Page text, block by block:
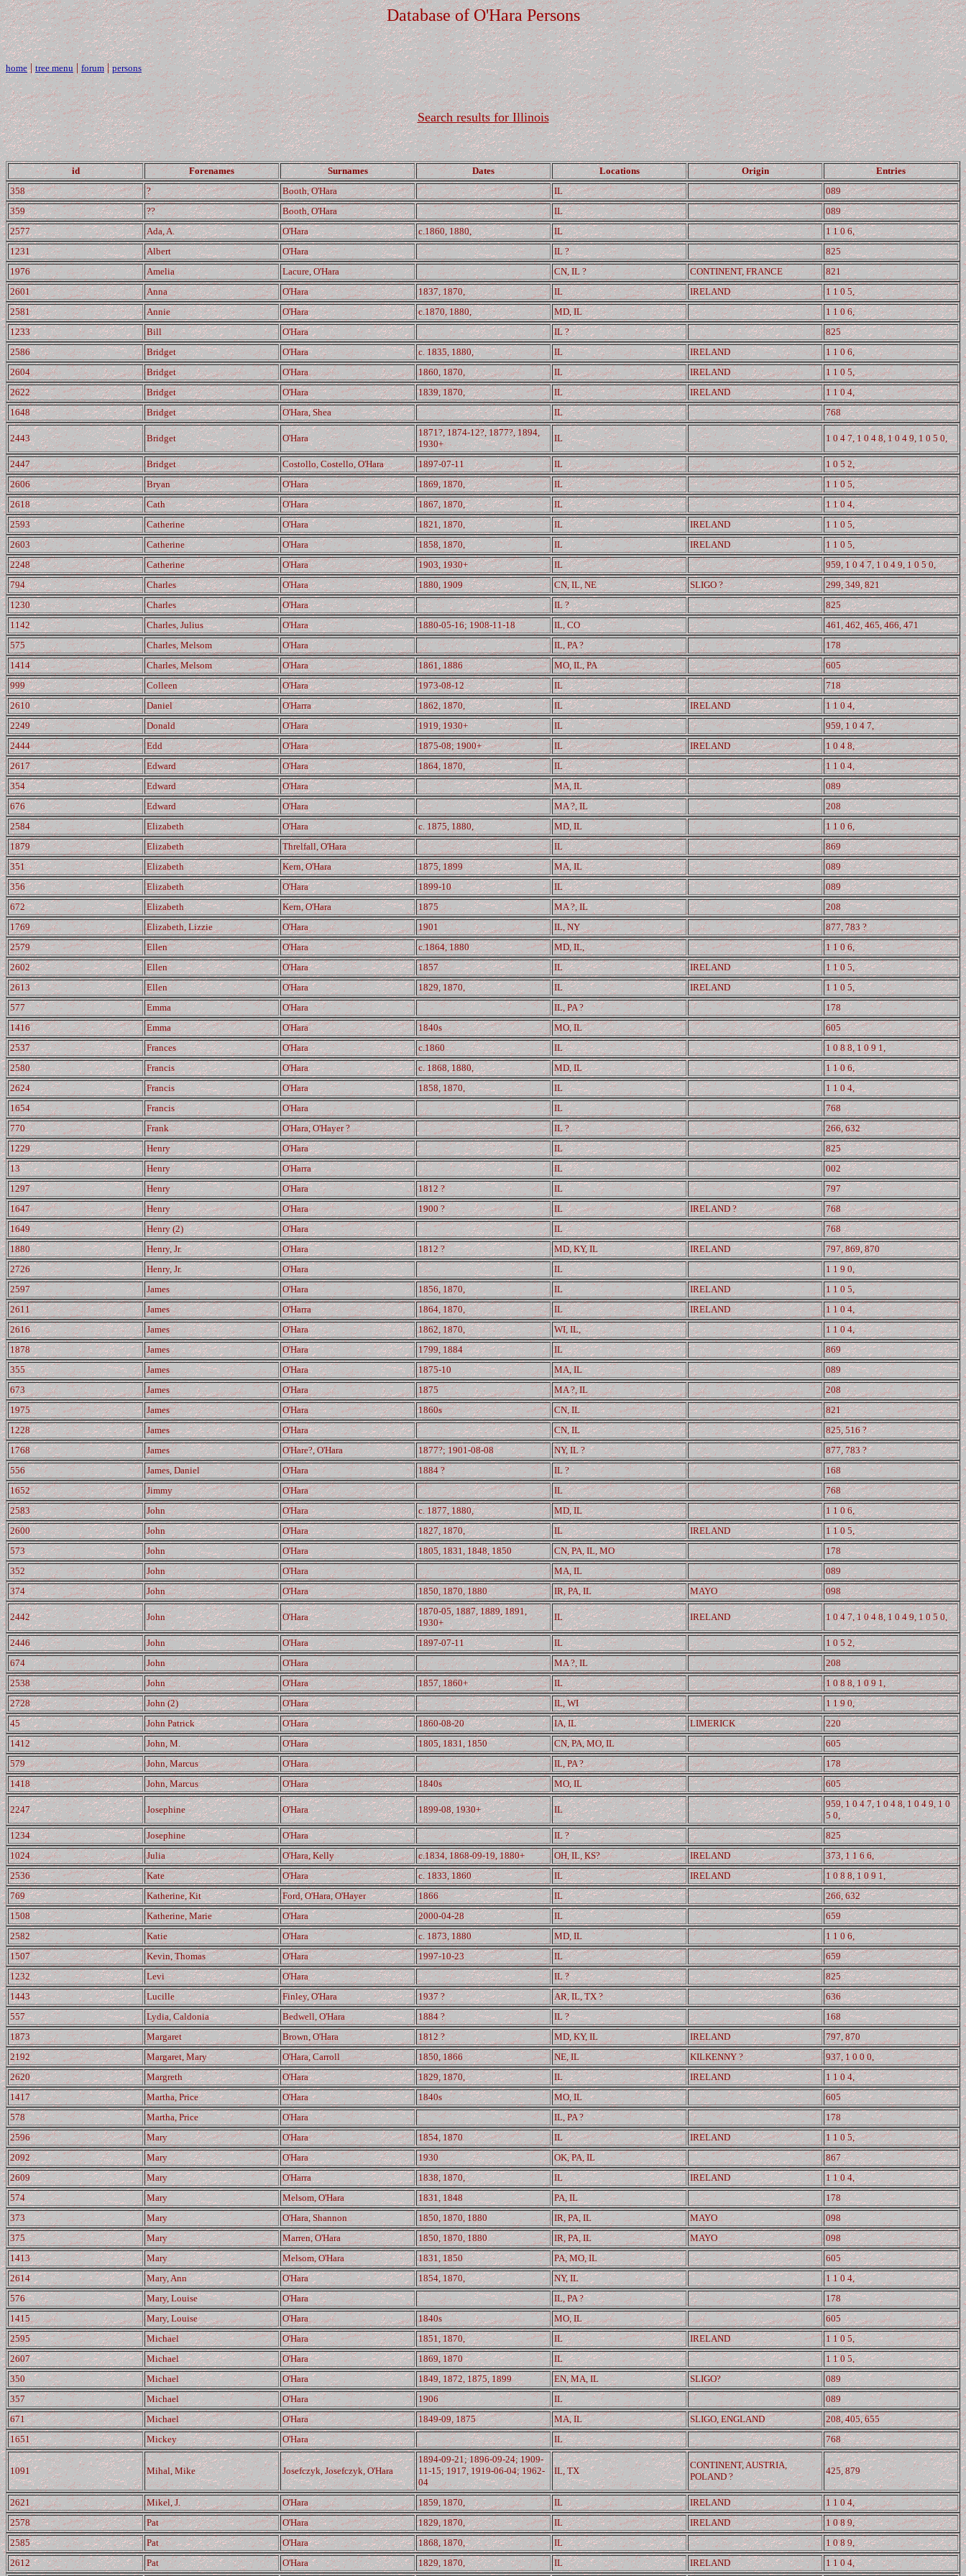
Database of O'Hara Persons
home |tree menu|forum|persons
Search results for Illinois
id Forenames Surnames Dates Locations Origin
Entries
358
? Booth, O'Hara IL
089
359
?? Booth, O'Hara IL
089
2577
Ada, A. O'Hara c.1860, 1880, IL
1 1 0 6,
1231
Albert O'Hara IL ?
825
1976
Amelia Lacure, O'Hara CN, IL ? CONTINENT, FRANCE
821
2601
Anna O'Hara 1837, 1870, IL IRELAND
1 1 0 5,
2581
Annie O'Hara c.1870, 1880, MD, IL
1 1 0 6,
1233
Bill O'Hara IL ?
825
2586
Bridget O'Hara c. 1835, 1880, IL IRELAND
1 1 0 6,
2604
Bridget O'Hara 1860, 1870, IL IRELAND
1 1 0 5,
2622
Bridget O'Hara 1839, 1870, IL IRELAND
1 1 0 4,
1648
Bridget O'Hara, Shea IL 768
2443 Bridget O'Hara
1871?, 1874-12?, 1877?, 1894,
1930+
IL 1 0 4 7, 1 0 4 8, 1 0 4 9, 1 0 5 0,
2447 Bridget Costollo, Costello, O'Hara 1897-07-11 IL
1 0 5 2,
2606
Bryan O'Hara 1869, 1870, IL
1 1 0 5,
2618
Cath O'Hara 1867, 1870, IL
1 1 0 4,
2593
Catherine O'Hara 1821, 1870, IL IRELAND
1 1 0 5,
2603
Catherine O'Hara 1858, 1870, IL IRELAND
1 1 0 5,
2248
Catherine O'Hara 1903, 1930+ IL
959, 1 0 4 7, 1 0 4 9, 1 0 5 0,
794
Charles O'Hara 1880, 1909 CN, IL, NE SLIGO ?
299, 349, 821
1230
Charles O'Hara IL ?
825
1142
Charles, Julius O'Hara 1880-05-16; 1908-11-18 IL, CO
461, 462, 465, 466, 471
575
Charles, Melsom O'Hara IL, PA ?
178
1414
Charles, Melsom O'Hara 1861, 1886 MO, IL, PA
605
999
Colleen O'Hara 1973-08-12 IL
718
2610
Daniel O'Harra 1862, 1870, IL IRELAND
1 1 0 4,
2249
Donald O'Hara 1919, 1930+ IL
959, 1 0 4 7,
2444
Edd O'Hara 1875-08; 1900+ IL IRELAND
1 0 4 8,
2617
Edward O'Hara 1864, 1870, IL
1 1 0 4,
354
Edward O'Hara MA, IL
089
676
Edward O'Hara MA ?, IL
208
2584
Elizabeth O'Hara c. 1875, 1880, MD, IL
1 1 0 6,
1879
Elizabeth Threlfall, O'Hara IL
869
351
Elizabeth Kern, O'Hara 1875, 1899 MA, IL
089
356
Elizabeth O'Hara 1899-10 IL
089
672
Elizabeth Kern, O'Hara 1875 MA ?, IL
208
1769
Elizabeth, Lizzie O'Hara 1901 IL, NY
877, 783 ?
2579
Ellen O'Hara c.1864, 1880 MD, IL,
1 1 0 6,
2602
Ellen O'Hara 1857 IL IRELAND
1 1 0 5,
2613
Ellen O'Hara 1829, 1870, IL IRELAND
1 1 0 5,
577
Emma O'Hara IL, PA ?
178
1416
Emma O'Hara 1840s MO, IL
605
2537
Frances O'Hara c.1860 IL
1 0 8 8, 1 0 9 1,
2580
Francis O'Hara c. 1868, 1880, MD, IL
1 1 0 6,
2624
Francis O'Hara 1858, 1870, IL
1 1 0 4,
1654
Francis O'Hara IL
768
770
Frank O'Hara, O'Hayer ? IL ?
266, 632
1229
Henry O'Hara IL
825
13
Henry O'Harra IL
002
1297
Henry O'Hara 1812 ? IL
797
1647
Henry O'Hara 1900 ? IL IRELAND ?
768
1649
Henry (2) O'Hara IL
768
1880
Henry, Jr. O'Hara 1812 ? MD, KY, IL IRELAND
797, 869, 870
2726
Henry, Jr. O'Hara IL
1 1 9 0,
2597
James O'Hara 1856, 1870, IL IRELAND
1 1 0 5,
2611
James O'Harra 1864, 1870, IL IRELAND
1 1 0 4,
2616
James O'Hara 1862, 1870, WI, IL,
1 1 0 4,
1878
James O'Hara 1799, 1884 IL
869
355
James O'Hara 1875-10 MA, IL
089
673
James O'Hara 1875 MA ?, IL
208
1975
James O'Hara 1860s CN, IL
821
1228
James O'Hara CN, IL
825, 516 ?
1768
James O'Hare?, O'Hara 1877?; 1901-08-08 NY, IL ?
877, 783 ?
556
James, Daniel O'Hara 1884 ? IL ?
168
1652
Jimmy O'Hara IL
768
2583
John O'Hara c. 1877, 1880, MD, IL
1 1 0 6,
2600
John O'Hara 1827, 1870, IL IRELAND
1 1 0 5,
573
John O'Hara 1805, 1831, 1848, 1850 CN, PA, IL, MO
178
352
John O'Hara MA, IL
089
374
John O'Hara 1850, 1870, 1880 IR, PA, IL MAYO 098
2442 John O'Hara
1870-05, 1887, 1889, 1891,
1930+
IL IRELAND 1 0 4 7, 1 0 4 8, 1 0 4 9, 1 0 5 0,
2446 John O'Hara 1897-07-11 IL
1 0 5 2,
674
John O'Hara MA ?, IL
208
2538
John O'Hara 1857, 1860+ IL
1 0 8 8, 1 0 9 1,
2728
John (2) O'Hara IL, WI
1 1 9 0,
45
John Patrick O'Hara 1860-08-20 IA, IL LIMERICK
220
1412
John, M. O'Hara 1805, 1831, 1850 CN, PA, MO, IL
605
579
John, Marcus O'Hara IL, PA ?
178
1418
John, Marcus O'Hara 1840s MO, IL 605
2247 Josephine O'Hara 1899-08, 1930+ IL
959, 1 0 4 7, 1 0 4 8, 1 0 4 9, 1 0
5 0,
1234
Josephine O'Hara IL ?
825
1024
Julia O'Hara, Kelly c.1834, 1868-09-19, 1880+ OH, IL, KS? IRELAND
373, 1 1 6 6,
2536
Kate O'Hara c. 1833, 1860 IL IRELAND
1 0 8 8, 1 0 9 1,
769
Katherine, Kit Ford, O'Hara, O'Hayer 1866 IL
266, 632
1508
Katherine, Marie O'Hara 2000-04-28 IL
659
2582
Katie O'Hara c. 1873, 1880 MD, IL
1 1 0 6,
1507
Kevin, Thomas O'Hara 1997-10-23 IL
659
1232
Levi O'Hara IL ?
825
1443
Lucille Finley, O'Hara 1937 ? AR, IL, TX ?
636
557
Lydia, Caldonia Bedwell, O'Hara 1884 ? IL ?
168
1873
Margaret Brown, O'Hara 1812 ? MD, KY, IL IRELAND
797, 870
2192
Margaret, Mary O'Hara, Carroll 1850, 1866 NE, IL KILKENNY ?
937, 1 0 0 0,
2620
Margreth O'Hara 1829, 1870, IL IRELAND
1 1 0 4,
1417
Martha, Price O'Hara 1840s MO, IL
605
578
Martha, Price O'Hara IL, PA ?
178
2596
Mary O'Hara 1854, 1870 IL IRELAND
1 1 0 5,
2092
Mary O'Hara 1930 OK, PA, IL
867
2609
Mary O'Harra 1838, 1870, IL IRELAND
1 1 0 4,
574
Mary Melsom, O'Hara 1831, 1848 PA, IL
178
373
Mary O'Hara, Shannon 1850, 1870, 1880 IR, PA, IL MAYO
098
375
Mary Marren, O'Hara 1850, 1870, 1880 IR, PA, IL MAYO
098
1413
Mary Melsom, O'Hara 1831, 1850 PA, MO, IL
605
2614
Mary, Ann O'Hara 1854, 1870, NY, IL
1 1 0 4,
576
Mary, Louise O'Hara IL, PA ?
178
1415
Mary, Louise O'Hara 1840s MO, IL
605
2595
Michael O'Hara 1851, 1870, IL IRELAND
1 1 0 5,
2607
Michael O'Hara 1869, 1870 IL
1 1 0 5,
350
Michael O'Hara 1849, 1872, 1875, 1899 EN, MA, IL SLIGO?
089
357
Michael O'Hara 1906 IL
089
671
Michael O'Hara 1849-09, 1875 MA, IL SLIGO, ENGLAND
208, 405, 655
1651
Mickey O'Hara IL 768
1091 Mihal, Mike Josefczyk, Josefczyk, O'Hara
1894-09-21; 1896-09-24; 1909-
11-15; 1917, 1919-06-04; 1962-
04
IL, TX
CONTINENT, AUSTRIA,
POLAND ?
425, 879
2621 Mikel, J. O'Hara 1859, 1870, IL IRELAND
1 1 0 4,
2578
Pat O'Hara 1829, 1870, IL IRELAND
1 0 8 9,
2585
Pat O'Hara 1868, 1870, IL
1 0 8 9,
2612
Pat O'Hara 1829, 1870, IL IRELAND 1 1 0 4,